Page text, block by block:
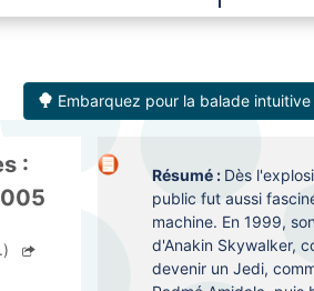
Embarquez pour la balade intuitive
:
Résumé : Dès
public fut aussi
machine. En 1999,
d'Anakin Skywalker,
devenir un Jedi,